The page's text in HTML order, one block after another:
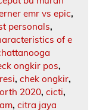
emr vs epic,
personals,
of e
ongkir pos,
, chek ongkir,
2020, cicti,
, citra jaya